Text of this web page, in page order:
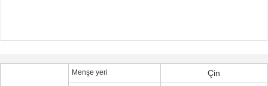
Menşe yeri Çin